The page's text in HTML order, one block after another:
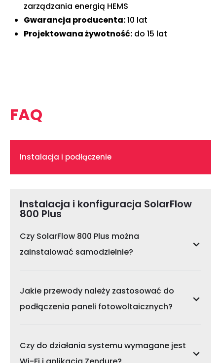
zarządzania energią HEMS
Gwarancja producenta:10 lat
Projektowana żywotność: do 15 lat
FAQ
Instalacja i podłączenie
Instalacja i konfiguracja SolarFlow
800 Plus
Czy SolarFlow 800 Plus można
zainstalować samodzielnie?
Jakie przewody należy zastosować do
podłączenia paneli fotowoltaicznych?
Czy do działania systemu wymagane jest